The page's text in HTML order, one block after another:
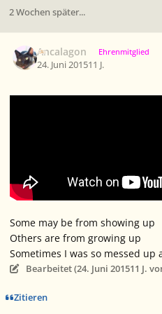
2 Wochen später...
Ancalagon Ehrenmitglied
24. Juni 201511 J.
Some may be from showing up
Others are from growing up
Sometimes I was so messed
Bearbeitet (24. Juni 201511 J.
Zitieren